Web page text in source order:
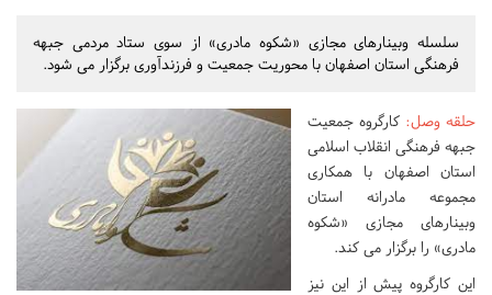
سلسله وبینارهای مجازی «شکوه مادری» از سوی ستاد مردمی جبهه
فرهنگی استان اصفهان با محوریت جمعیت و فرزندآوری برگزار می شود.
حلقه وصل: کارگروه جمعیت
جبهه فرهنگی انقلاب اسلامی
استان اصفهان با همکاری
مجموعه مادرانه استان
وبینارهای مجازی «شکوه
مادری» را برگزار می کند.
این کارگروه پیش از این نیز